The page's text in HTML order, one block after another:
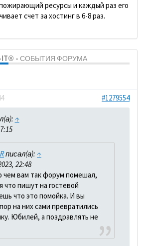
ресурсы и каждый раз его
счет за хостинг в 6-8 раз.
IT® - СОБЫТИЯ ФОРУМА
#1279554
↑
писал(а): ↑
22:48
чем вам так форум помешал,
что пишут на гостевой
что это помойка. И вы
на них сами превратились
Юбилей, а поздравлять не